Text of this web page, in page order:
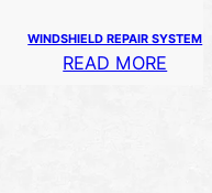
WINDSHIELD REPAIR SYSTEM
READ MORE